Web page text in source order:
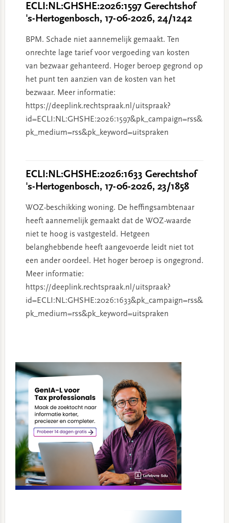
ECLI:NL:GHSHE:2026:1597 Gerechtshof
's-Hertogenbosch, 17-06-2026, 24/1242
BPM. Schade niet aannemelijk gemaakt. Ten
onrechte lage tarief voor vergoeding van kosten
van bezwaar gehanteerd. Hoger beroep gegrond op
het punt ten aanzien van de kosten van het
bezwaar. Meer informatie:
https://deeplink.rechtspraak.nl/uitspraak?
id=ECLI:NL:GHSHE:2026:1597&pk_campaign=rss&
pk_medium=rss&pk_keyword=uitspraken
ECLI:NL:GHSHE:2026:1633 Gerechtshof
's-Hertogenbosch, 17-06-2026, 23/1858
WOZ-beschikking woning. De heffingsambtenaar
heeft aannemelijk gemaakt dat de WOZ-waarde
niet te hoog is vastgesteld. Hetgeen
belanghebbende heeft aangevoerde leidt niet tot
een ander oordeel. Het hoger beroep is ongegrond.
Meer informatie:
https://deeplink.rechtspraak.nl/uitspraak?
id=ECLI:NL:GHSHE:2026:1633&pk_campaign=rss&
pk_medium=rss&pk_keyword=uitspraken
Sidebar